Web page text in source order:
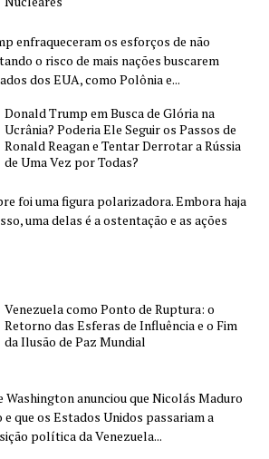
enfraqueceram os esforços de não
o risco de mais nações buscarem
dos EUA, como Polônia e...
Donald Trump em Busca de Glória na
Ucrânia? Poderia Ele Seguir os Passos de
Ronald Reagan e Tentar Derrotar a Rússia
de Uma Vez por Todas?
foi uma figura polarizadora. Embora haja
uma delas é a ostentação e as ações
Venezuela como Ponto de Ruptura: o
Retorno das Esferas de Influência e o Fim
da Ilusão de Paz Mundial
Washington anunciou que Nicolás Maduro
que os Estados Unidos passariam a
política da Venezuela...